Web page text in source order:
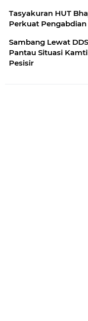
Tasyakuran HUT
Perkuat
Sambang Lewat
Pantau Situasi
Pesisir